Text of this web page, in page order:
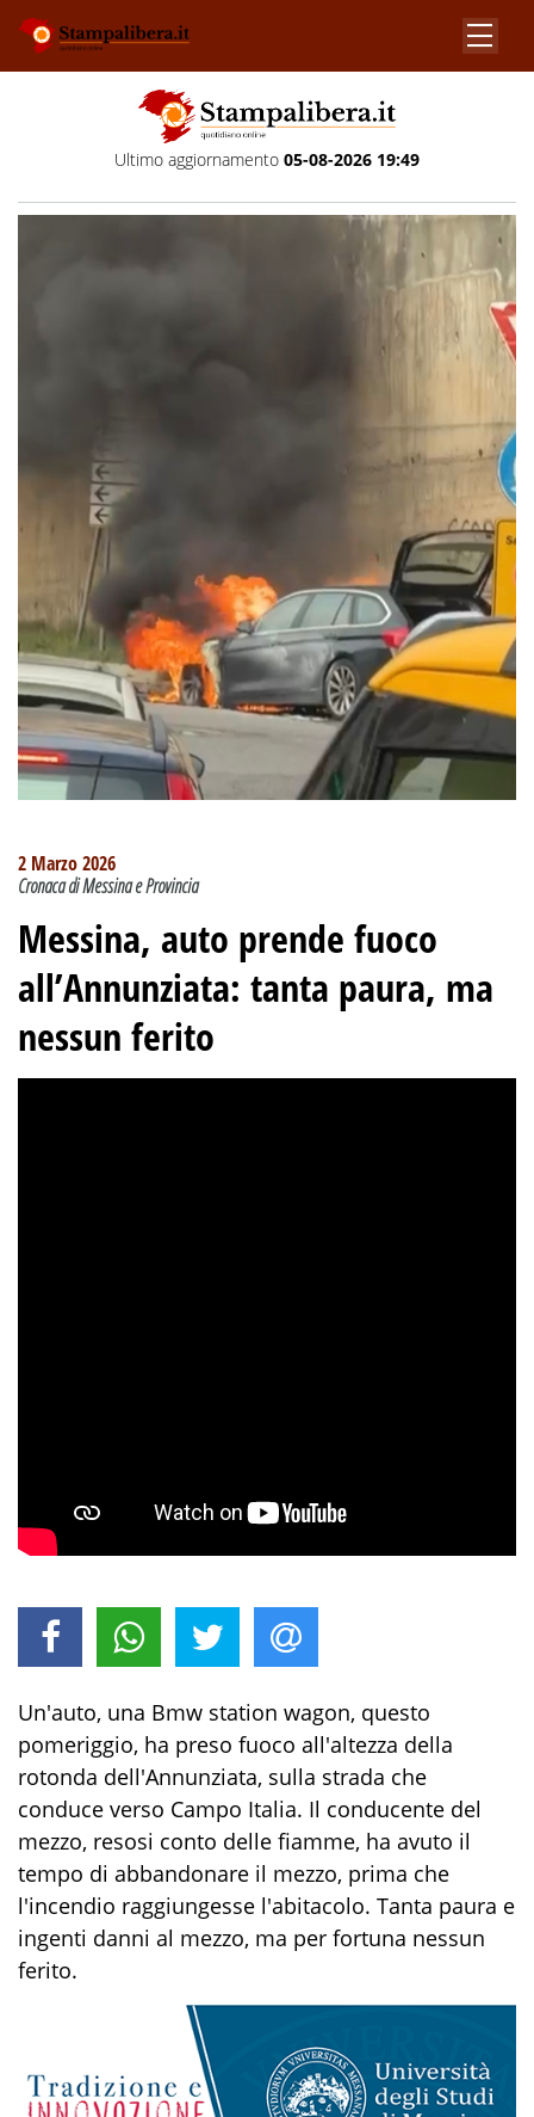
Ultimo aggiornamento 05-08-2026 19:49
2 Marzo 2026
Cronaca di Messina e Provincia
Messina, auto prende fuoco
all’Annunziata: tanta paura, ma
nessun ferito
Un'auto, una Bmw station wagon, questo
pomeriggio, ha preso fuoco all'altezza della
rotonda dell'Annunziata, sulla strada che
conduce verso Campo Italia. Il conducente del
mezzo, resosi conto delle fiamme, ha avuto il
tempo di abbandonare il mezzo, prima che
l'incendio raggiungesse l'abitacolo. Tanta paura e
ingenti danni al mezzo, ma per fortuna nessun
ferito.